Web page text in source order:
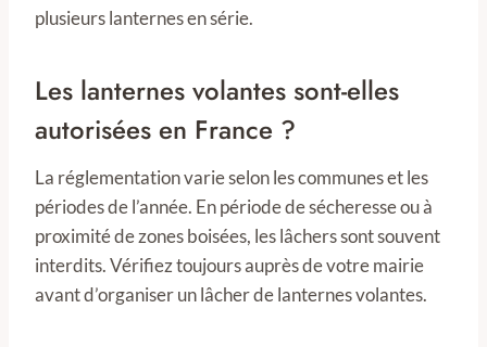
plusieurs lanternes en série.
Les lanternes volantes sont-elles
autorisées en France ?
La réglementation varie selon les communes et les
périodes de l’année. En période de sécheresse ou à
proximité de zones boisées, les lâchers sont souvent
interdits. Vérifiez toujours auprès de votre mairie
avant d’organiser un lâcher de lanternes volantes.